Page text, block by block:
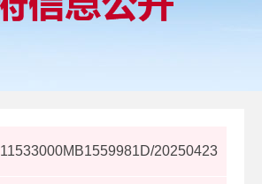
11533000MB1559981D/20250423